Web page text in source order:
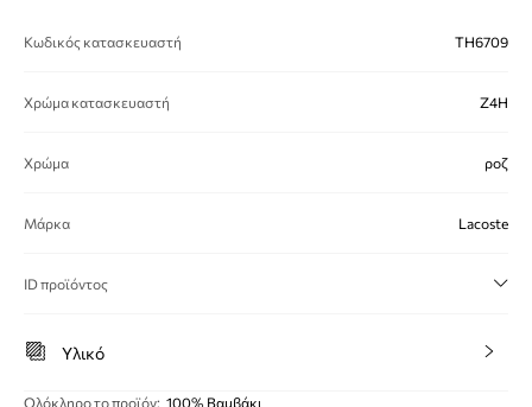
Κωδικός κατασκευαστή TH6709
Χρώμα κατασκευαστή Z4H
Χρώμα ροζ
Μάρκα Lacoste
ID προϊόντος
Υλικό
Ολόκληρο το προϊόν: 100% Βαμβάκι